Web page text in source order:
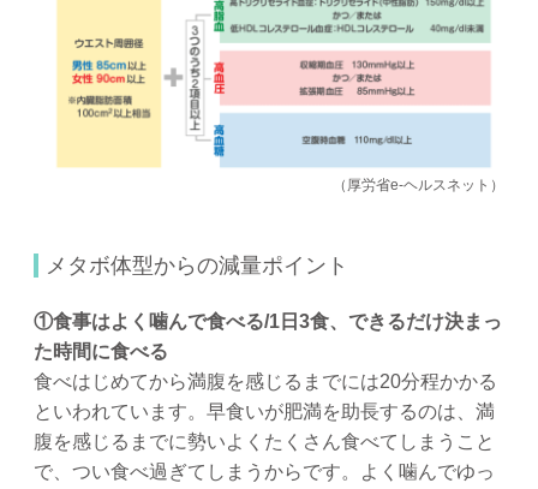
（厚労省e-ヘルスネット）
メタボ体型からの減量ポイント
①食事はよく噛んで食べる/1日3食、できるだけ決まっ
た時間に食べる
食べはじめてから満腹を感じるまでには20分程かかる
といわれています。早食いが肥満を助長するのは、満
腹を感じるまでに勢いよくたくさん食べてしまうこと
で、つい食べ過ぎてしまうからです。よく噛んでゆっ